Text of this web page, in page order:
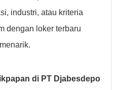
industri, atau kriteria
dengan loker terbaru
di PT Djabesdepo